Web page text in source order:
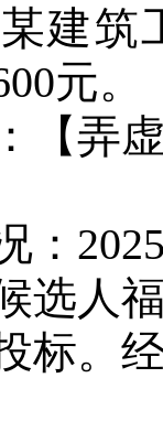
建筑
元。
弄虚
2025
选人
标。